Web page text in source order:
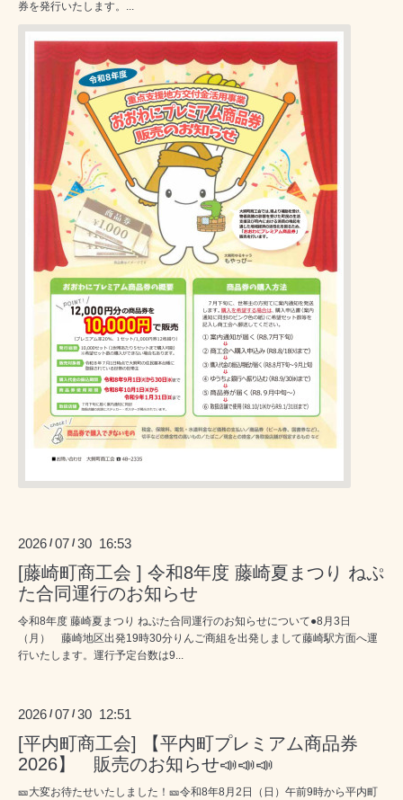
券を発行いたします。...
2026 /07 /30 16:53
[藤崎町商工会 ] 令和8年度 藤崎夏まつり ねぷ
た合同運行のお知らせ
令和8年度 藤崎夏まつり ねぷた合同運行のお知らせについて●8月3日
（月） 藤崎地区出発19時30分りんご商組を出発しまして藤崎駅方面へ運
行いたします。運行予定台数は9...
2026 /07 /30 12:51
[平内町商工会] 【平内町プレミアム商品券
2026】 販売のお知らせ📣📣📣
🎫大変お待たせいたしました！🎫令和8年8月2日（日）午前9時から平内町